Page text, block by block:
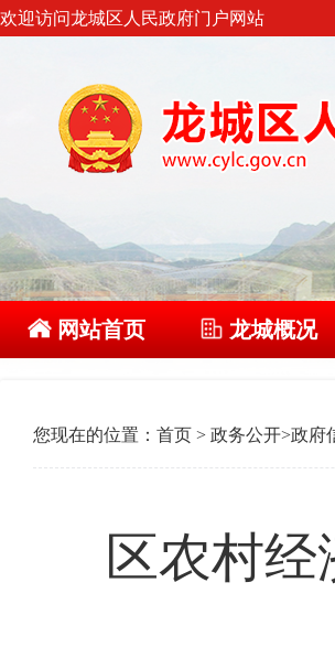
欢迎访问龙城区人民政府门户网站
网站首页 龙城概况
您现在的位置： 首页 > 政务公开>政府
区农村